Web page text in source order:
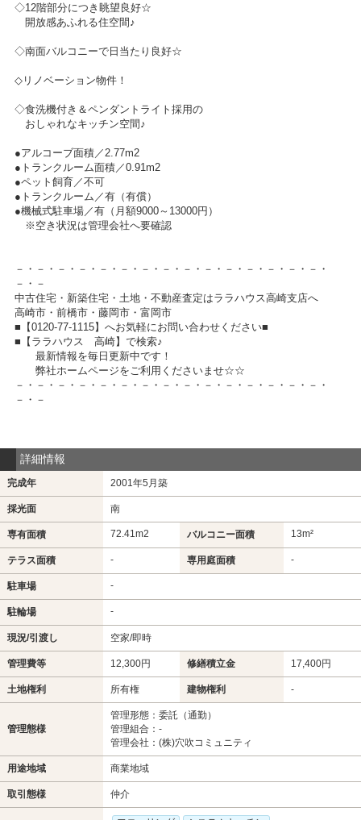
◇12階部分につき眺望良好☆
開放感あふれる住空間♪
◇南面バルコニーで日当たり良好☆
◇リノベーション物件！
◇食洗機付き＆ペンダントライト採用の
おしゃれなキッチン空間♪
●アルコーブ面積／2.77m2
●トランクルーム面積／0.91m2
●ペット飼育／不可
●トランクルーム／有（有償）
●機械式駐車場／有（月額9000～13000円）
※空き状況は管理会社へ要確認
－・－・－・－・－・－・－・－・－・－・－・－・－・－・－・
－・－
中古住宅・新築住宅・土地・不動産査定はララハウス高崎支店へ
高崎市・前橋市・藤岡市・富岡市
■【0120-77-1115】へお気軽にお問い合わせください■
■【ララハウス 高崎】で検索♪
最新情報を毎日更新中です！
弊社ホームページをご利用くださいませ☆☆
－・－・－・－・－・－・－・－・－・－・－・－・－・－・－・
－・－
詳細情報
完成年 2001年5月築
採光面 南
専有面積 72.41m2 バルコニー面積 13m²
テラス面積 - 専用庭面積 -
駐車場 -
駐輪場 -
現況/引渡し 空家/即時
管理費等 12,300円 修繕積立金 17,400円
土地権利 所有権 建物権利 -
管理態様
管理形態：委託（通勤）
管理組合：-
管理会社：(株)穴吹コミュニティ
用途地域 商業地域
取引態様 仲介